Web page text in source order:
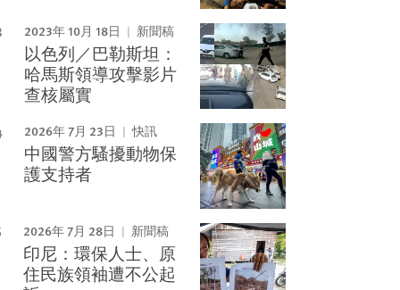
2023年 10月 18日 新聞稿
以色列／巴勒斯坦：
哈馬斯領導攻擊影片
查核屬實
2026年 7月 23日 快訊
中國警方騷擾動物保
護支持者
2026年 7月 28日 新聞稿
印尼：環保人士、原
住民族領袖遭不公起